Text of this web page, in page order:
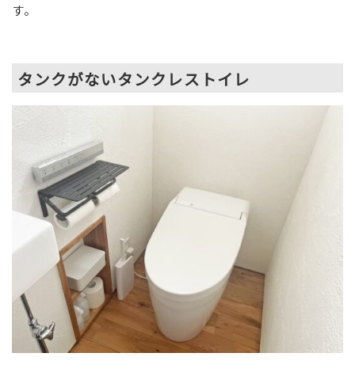
す。
タンクがないタンクレストイレ